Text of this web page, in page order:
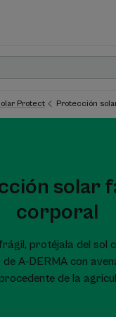
Protect Protección
solar
corporal
protéjala del sol
A-DERMA con
de la